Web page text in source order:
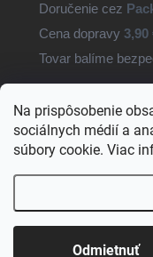
Na prispôsobenie
sociálnych médií a
súbory cookie. Viac
Odmietnuť
Doručenie cez
Cena dopravy 3,90
Tovar balíme
Copyright 2026